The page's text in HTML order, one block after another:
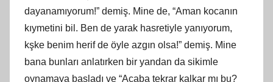
dayanamıyorum!” demiş. Mine de, “Aman kocanın
kıymetini bil. Ben de yarak hasretiyle yanıyorum,
kşke benim herif de öyle azgın olsa!” demiş. Mine
bana bunları anlatırken bir yandan da sikimle
oynamaya başladı ve “Acaba tekrar kalkar mı bu?